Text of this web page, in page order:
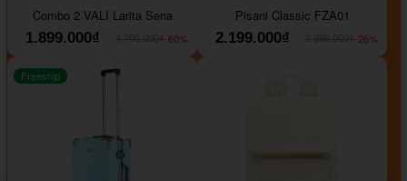
Combo 2 VALI Larita Sena
1.899.000₫
-60%
Pisani Classic FZA01
2.199.000₫
-26%
Freeship